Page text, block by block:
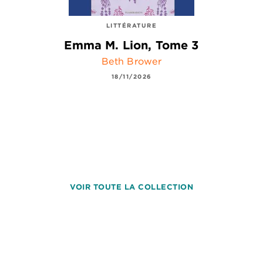
LITTÉRATURE
Emma M. Lion, Tome 3
Beth Brower
18/11/2026
VOIR TOUTE LA COLLECTION